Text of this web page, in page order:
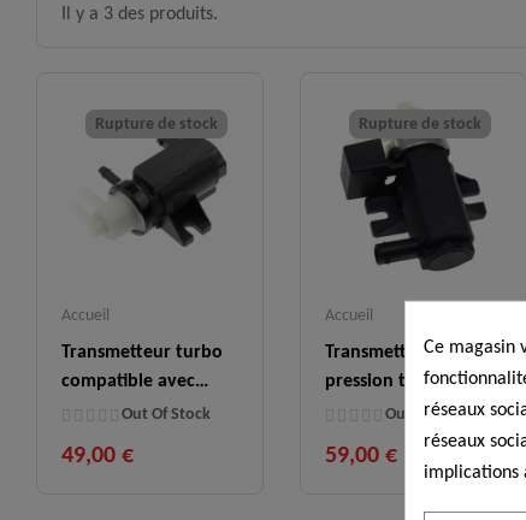
Il y a 3 des produits.
Rupture de stock
Accueil
Transmetteur turbo
compatible avec
A0091533128Out Of Stock
49,00 €
Rupture de stock
Accueil
Transmetteur
pression turbo,
A0041539328
Out Of Stock
59,00 €
Ce magasin
réseaux
réseaux
implications